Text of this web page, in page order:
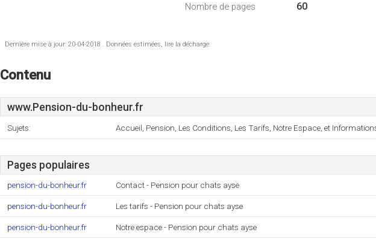
Nombre de pages 60
Dernière mise à jour: 20-04-2018 . Données estimées, lire la décharge.
Contenu
www.Pension-du-bonheur.fr
Sujets: Accueil, Pension, Les Conditions, Les Tarifs, Notre Espace, et
Pages populaires
pension-du-bonheur.fr Contact - Pension pour chats ayse
pension-du-bonheur.fr Les tarifs - Pension pour chats ayse
pension-du-bonheur.fr Notre espace - Pension pour chats ayse